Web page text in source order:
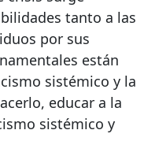
tanto a las
por sus
están
sistémico y la
educar a la
sistémico y